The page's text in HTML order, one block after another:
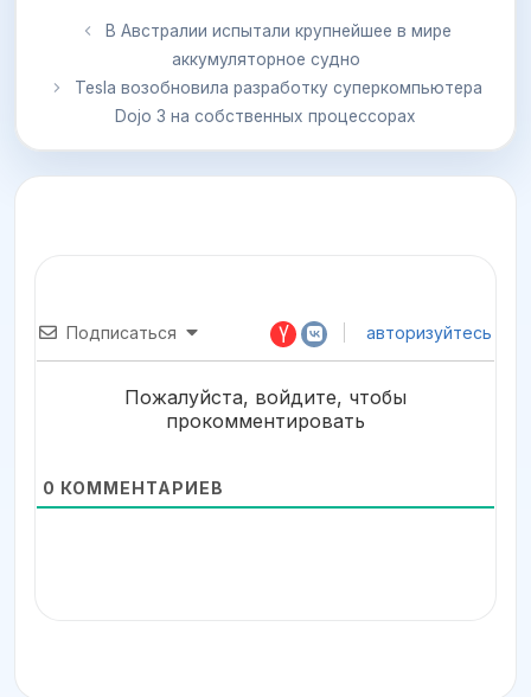
В Австралии испытали крупнейшее в мире
аккумуляторное судно
Tesla возобновила разработку суперкомпьютера
Dojo 3 на собственных процессорах
Подписаться авторизуйтесь
Пожалуйста, войдите, чтобы
прокомментировать
0 КОММЕНТАРИЕВ